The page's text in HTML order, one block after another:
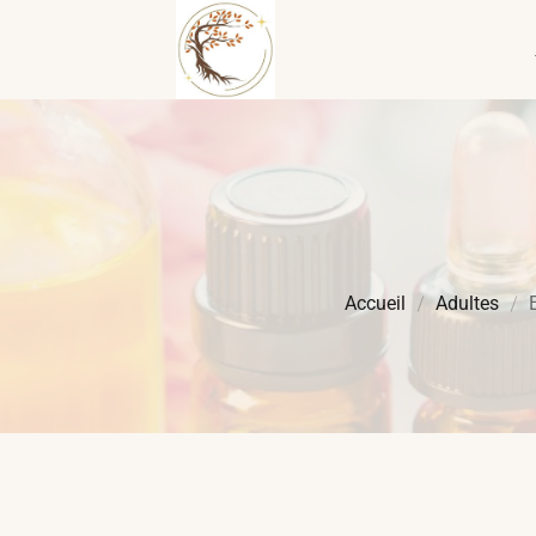
Accueil Adultes